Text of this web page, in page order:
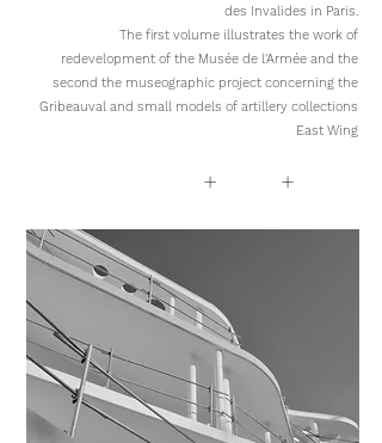
des Invalides in Paris.
The first volume illustrates the work of
redevelopment of the Musée de l'Armée and the
second the museographic project concerning the
Gribeauval and small models of artillery collections
East Wing
+ +